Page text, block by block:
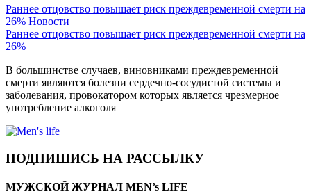
Раннее отцовство повышает риск преждевременной смерти на
26% Новости
Раннее отцовство повышает риск преждевременной смерти на
26%
В большинстве случаев, виновниками преждевременной
смерти являются болезни сердечно-сосудистой системы и
заболевания, провокатором которых является чрезмерное
употребление алкоголя
ПОДПИШИСЬ НА РАССЫЛКУ
МУЖСКОЙ ЖУРНАЛ MEN’s LIFE